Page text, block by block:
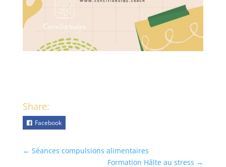
Share:
Facebook
← Séances compulsions alimentaires
Formation Hâlte au stress →